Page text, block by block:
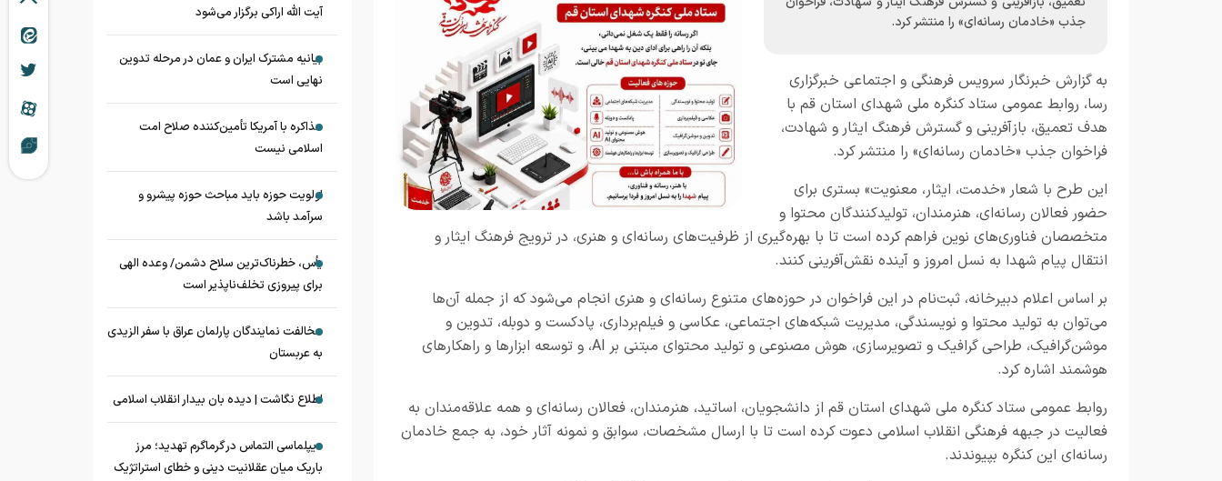
جذب «خادمان رسانه‌ای» را منتشر کرد.
به گزارش خبرنگار سرویس فرهنگی و اجتماعی خبرگزاری
رسا، روابط عمومی ستاد کنگره ملی شهدای استان قم با
هدف تعمیق، بازآفرینی و گسترش فرهنگ ایثار و شهادت،
فراخوان جذب «خادمان رسانه‌ای» را منتشر کرد.
این طرح با شعار «خدمت، ایثار، معنویت» بستری برای
حضور فعالان رسانه‌ای، هنرمندان، تولیدکنندگان محتوا و
متخصصان فناوری‌های نوین فراهم کرده است تا با بهره‌گیری از ظرفیت‌های رسانه‌ای و هنری، در ترویج فرهنگ ایثار و
انتقال پیام شهدا به نسل امروز و آینده نقش‌آفرینی کنند.
بر اساس اعلام دبیرخانه، ثبت‌نام در این فراخوان در حوزه‌های متنوع رسانه‌ای و هنری انجام می‌شود که از جمله آن‌ها
می‌توان به تولید محتوا و نویسندگی، مدیریت شبکه‌های اجتماعی، عکاسی و فیلم‌برداری، پادکست و دوبله، تدوین و
موشن‌گرافیک، طراحی گرافیک و تصویرسازی، هوش مصنوعی و تولید محتوای مبتنی بر AI، و توسعه ابزارها و راهکارهای
هوشمند اشاره کرد.
روابط عمومی ستاد کنگره ملی شهدای استان قم از دانشجویان، اساتید، هنرمندان، فعالان رسانه‌ای و همه علاقه‌مندان به
فعالیت در جبهه فرهنگی انقلاب اسلامی دعوت کرده است تا با ارسال مشخصات، سوابق و نمونه آثار خود، به جمع خادمان
رسانه‌ای این کنگره بپیوندند.
آیت الله اراکی برگزار می‌شود
بیانیه مشترک ایران و عمان در مرحله تدوین
نهایی است
مذاکره با آمریکا تأمین‌کننده صلاح امت
اسلامی نیست
اولویت حوزه باید مباحث حوزه پیشرو و
سرآمد باشد
یأس، خطرناک‌ترین سلاح دشمن/ وعده الهی
برای پیروزی تخلف‌ناپذیر است
مخالفت نمایندگان پارلمان عراق با سفر الزیدی
به عربستان
اطلاع نگاشت | دیده بان بیدار انقلاب اسلامی
دیپلماسی التماس در گرماگرم تهدید؛ مرز
باریک میان عقلانیت دینی و خطای استراتژیک